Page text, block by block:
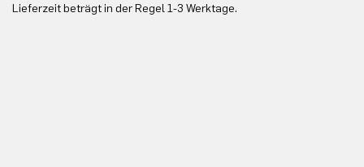
Lieferzeit beträgt in der Regel 1-3 Werktage.